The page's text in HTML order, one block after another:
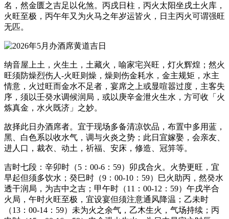
名，然金匮之吉足以化煞。丙戌日柱，丙火太阳坐戌土火库，
火旺至极，丙午年又为火马之年岁运皆火，日主丙火可谓强旺
无匹。
纳音屋上土，火生土，土藏火，喻家宅兴旺，灯火辉煌；然火
旺须防燥烈伤人-火旺则燥，燥则伤金耗水，金主规矩，水主
情意，火过旺而金水不足者，宴席之上或显喧嚣过度，主客失
序，须以壬癸水调候润局，或以庚辛金泄火生水，方可收「火
炼真金，水火既济」之妙。
故择此日办酒席者。宜于现场多备清凉饮品，布置中多用蓝，
黑、白色系以收水气，调与火炎之势；此日宜嫁娶，会亲友、
进人口，裁衣、动土，祈福、安床，修造、冠笄等。
吉时七段：辛卯时（5：00-6：59）卯戌合火。火势更旺，宜
早起但须多饮水；癸巳时（9：00-10：59）巳火助丙，然癸水
透干润局，为吉中之吉；甲午时（11：00-12：59）午戌半合
火局，午时火旺至极，宜设宴但须注意通风降温；乙未时
（13：00-14：59）未为火之余气，乙木生火，气场持续；丙